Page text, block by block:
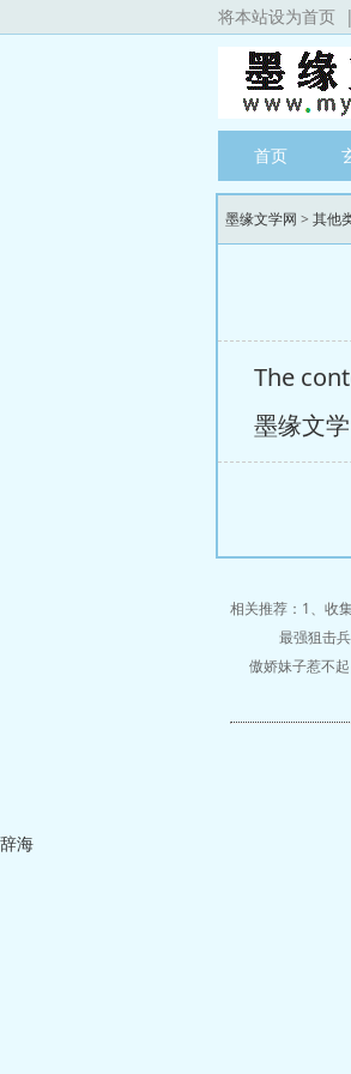
将本站设为首页
首页
墨缘文学网 > 其他
The
墨缘文
相关推荐：1、 收
最强狙击
傲娇妹子惹不起
辞海